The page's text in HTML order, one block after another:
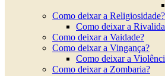
Como deixar a Religiosidade?
Como deixar a
Como deixar a Vaidade?
Como deixar a Vingança?
Como deixar a
Como deixar a Zombaria?